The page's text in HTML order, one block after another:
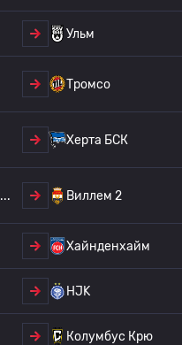
Ульм
Тромсо
Херта БСК
Виллем 2
Хайнденхайм
HJK
Колумбус Крю